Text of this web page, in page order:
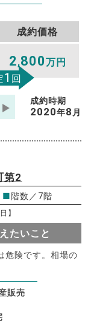
成約価格
2,800万円
1 回
成約時期
2020年8 月
第2
■階数／7階
】
たいこと
危険です。相場の
販売